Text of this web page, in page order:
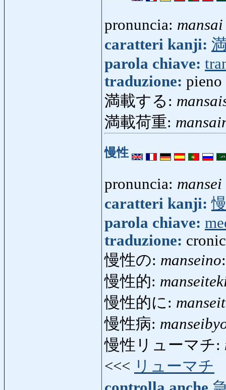
pronuncia: mansai
caratteri kanji:
parola chiave:
traduzione:
満載する:
満載荷重:
慢性
pronuncia: mansei
caratteri kanji:
parola chiave:
traduzione:
慢性の: manseino
慢性的:
慢性的に:
慢性病:
慢性リューマチ:
<<< リューマチ